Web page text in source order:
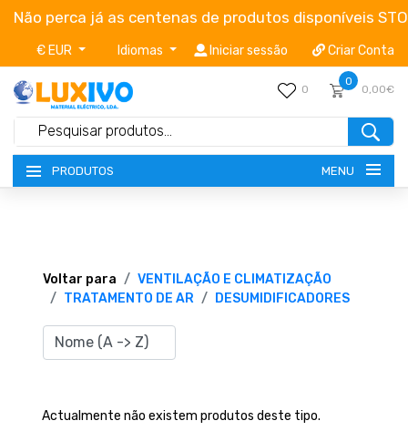
Não perca já as centenas de produtos disponíveis
€ EUR Idiomas Iniciar sessão Criar Conta
0
0
0,00€
PRODUTOS MENU
TERMOS E CONDIÇÕES
EMPRESA
Voltar para
VENTILAÇÃO E CLIMATIZAÇÃO
TRATAMENTO DE AR
DESUMIDIFICADORES
Actualmente não existem produtos deste tipo.